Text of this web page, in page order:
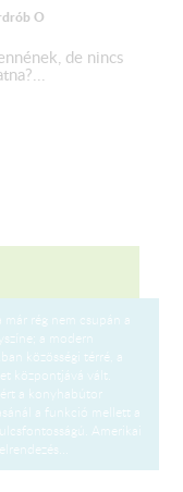
O
de nincs
már rég nem csupán a
a modern
közösségi térré, a
központjává vált.
a konyhabútor
a funkció mellett a
Amerikai